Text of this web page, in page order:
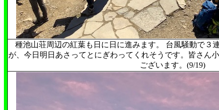
種池山荘周辺の紅葉も日に日に進みます。 台風騒動で３
が、今日明日あさってとにぎわってくれそうです。皆さん
ございます。(9/19)